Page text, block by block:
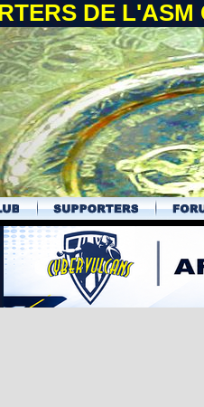
DE